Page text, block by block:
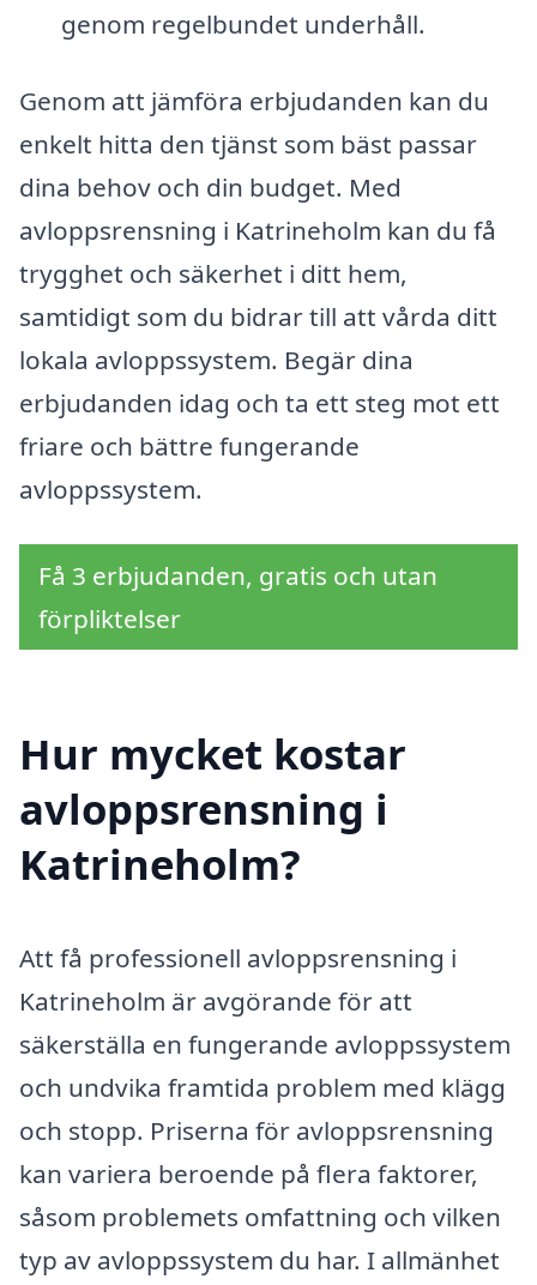
genom regelbundet underhåll.
Genom att jämföra erbjudanden kan du
enkelt hitta den tjänst som bäst passar
dina behov och din budget. Med
avloppsrensning i Katrineholm kan du få
trygghet och säkerhet i ditt hem,
samtidigt som du bidrar till att vårda ditt
lokala avloppssystem. Begär dina
erbjudanden idag och ta ett steg mot ett
friare och bättre fungerande
avloppssystem.
Få 3 erbjudanden, gratis och utan
förpliktelser
Hur mycket kostar
avloppsrensning i
Katrineholm?
Att få professionell avloppsrensning i
Katrineholm är avgörande för att
säkerställa en fungerande avloppssystem
och undvika framtida problem med klägg
och stopp. Priserna för avloppsrensning
kan variera beroende på flera faktorer,
såsom problemets omfattning och vilken
typ av avloppssystem du har. I allmänhet